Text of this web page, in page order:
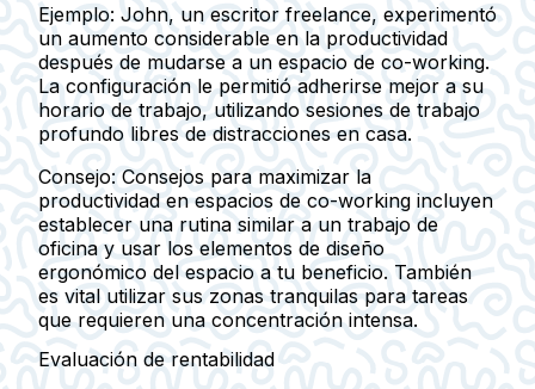
Ejemplo: John, un escritor freelance, experimentó
un aumento considerable en la productividad
después de mudarse a un espacio de co-working.
La configuración le permitió adherirse mejor a su
horario de trabajo, utilizando sesiones de trabajo
profundo libres de distracciones en casa.
Consejo: Consejos para maximizar la
productividad en espacios de co-working incluyen
establecer una rutina similar a un trabajo de
oficina y usar los elementos de diseño
ergonómico del espacio a tu beneficio. También
es vital utilizar sus zonas tranquilas para tareas
que requieren una concentración intensa.
Evaluación de rentabilidad